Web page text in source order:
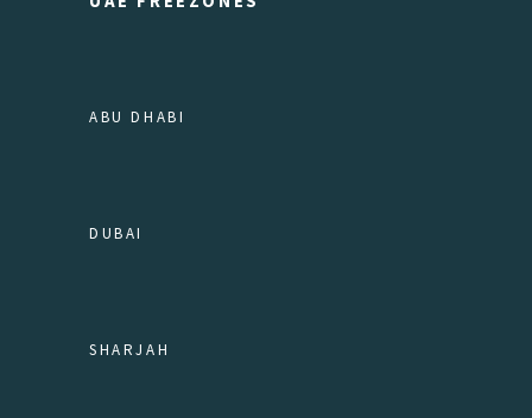
ABU DHABI
DUBAI
SHARJAH